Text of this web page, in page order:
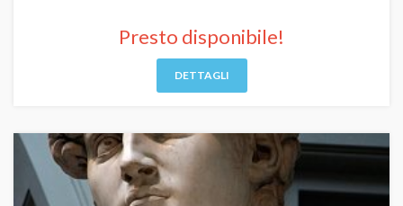
Presto disponibile!
DETTAGLI